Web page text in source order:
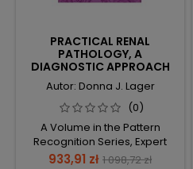
PRACTICAL RENAL
PATHOLOGY, A
DIAGNOSTIC APPROACH
Autor: Donna J. Lager
(0)
A Volume in the Pattern
Recognition Series, Expert
Consult: Online and Print
Cena
933,91 zł Cena
1 098,72 zł